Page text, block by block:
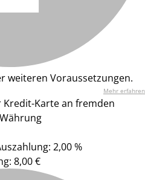
weiteren Voraussetzungen.
Mehr erfahren
Karte an fremden
2,00 %
8,00 €